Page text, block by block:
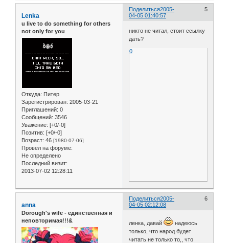
Поделиться 5
2005-
04-05 01:40:57
Lenka
u live to do something for others
not only for you
Откуда: Питер
Зарегистрирован: 2005-03-21
Приглашений: 0
Сообщений: 3546
Уважение: [+0/-0]
Позитив: [+0/-0]
Возраст: 46 [1980-07-06]
Провел на форуме:
Не определено
Последний визит:
2013-07-02 12:28:11
никто не читал, стоит ссылку
дать?
0
Поделиться 6
2005-
04-05 02:12:08
anna
Dorough's wife - единственная и
неповторимая!!!&
ленка, давай
надеюсь
только, что народ будет
читать не только то,, что